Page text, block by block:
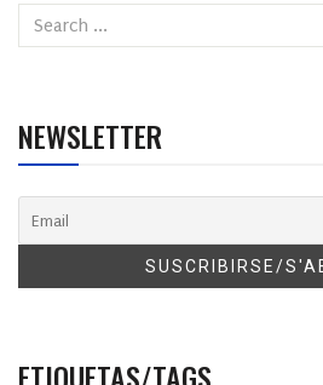
NEWSLETTER